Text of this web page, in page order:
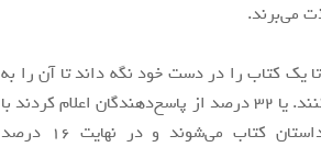
می‌برند.
تا یک کتاب را در دست خود نگه داند تا آن را به
صورت الکترونیک در دستگاه‌های هوشمند مشاهده کنند. یا 32 درصد از پاسخ‌دهندگان اعلام کردند با
خواندن کتاب‌های فیزیکی، بیشتر غرق محتوا و داستان کتاب می‌شوند و در نهایت 16 درصد